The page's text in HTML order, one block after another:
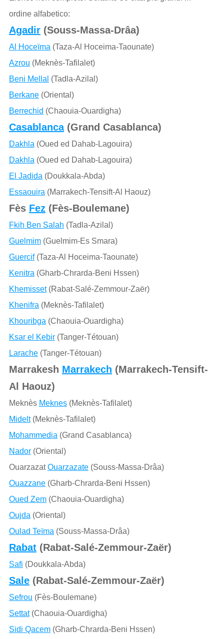
ordine alfabetico:
Agadir(Souss-Massa-Drâa)
Al Hoceïma (Taza-Al Hoceima-Taounate)
Azrou (Meknès-Tafilalet)
Beni Mellal (Tadla-Azilal)
Berkane(Oriental)
Berrechid (Chaouia-Ouardigha)
Casablanca(Grand Casablanca)
Dakhla (Oued ed Dahab-Lagouira)
Dakhla (Oued ed Dahab-Lagouira)
El Jadida (Doukkala-Abda)
Essaouira (Marrakech-Tensift-Al Haouz)
Fès Fez(Fès-Boulemane)
Fkih Ben Salah (Tadla-Azilal)
Guelmim(Guelmim-Es Smara)
Guercif(Taza-Al Hoceima-Taounate)
Kenitra (Gharb-Chrarda-Beni Hssen)
Khemisset(Rabat-Salé-Zemmour-Zaër)
Khenifra (Meknès-Tafilalet)
Khouribga (Chaouia-Ouardigha)
Ksar el Kebir(Tanger-Tétouan)
Larache(Tanger-Tétouan)
Marrakesh Marrakech (Marrakech-Tensift-
Al Haouz)
Meknès Meknes(Meknès-Tafilalet)
Midelt(Meknès-Tafilalet)
Mohammedia (Grand Casablanca)
Nador(Oriental)
OuarzazatOuarzazate(Souss-Massa-Drâa)
Ouazzane(Gharb-Chrarda-Beni Hssen)
Oued Zem(Chaouia-Ouardigha)
Oujda (Oriental)
Oulad Teïma (Souss-Massa-Drâa)
Rabat(Rabat-Salé-Zemmour-Zaër)
Safi (Doukkala-Abda)
Sale(Rabat-Salé-Zemmour-Zaër)
Sefrou (Fès-Boulemane)
Settat(Chaouia-Ouardigha)
Sidi Qacem(Gharb-Chrarda-Beni Hssen)